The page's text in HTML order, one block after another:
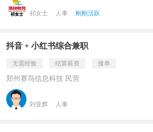
祁女士 人事 刚刚活跃
抖音 + 小红书综合兼职
无需经验 结算薪资 接单
郑州赛鸟信息科技 民营
刘亚辉 人事